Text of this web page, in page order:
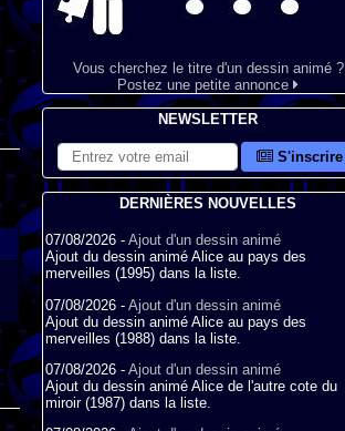
Vous cherchez le titre d'un dessin animé ?
Postez une petite annonce
NEWSLETTER
S'inscrire
DERNIÈRES NOUVELLES
07/08/2026 - Ajout d'un dessin animé
Ajout du dessin animé Alice au pays des
merveilles (1995) dans la liste.
07/08/2026 - Ajout d'un dessin animé
Ajout du dessin animé Alice au pays des
merveilles (1988) dans la liste.
07/08/2026 - Ajout d'un dessin animé
Ajout du dessin animé Alice de l'autre cote du
miroir (1987) dans la liste.